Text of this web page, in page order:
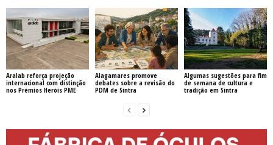
Aralab reforça projeção
internacional com distinção
nos Prémios Heróis PME
Alagamares promove
debates sobre a revisão do
PDM de Sintra
Algumas sugestões para fim
de semana de cultura e
tradição em Sintra